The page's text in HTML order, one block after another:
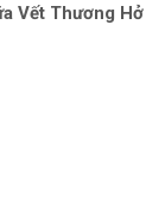
Vết Thương Hở